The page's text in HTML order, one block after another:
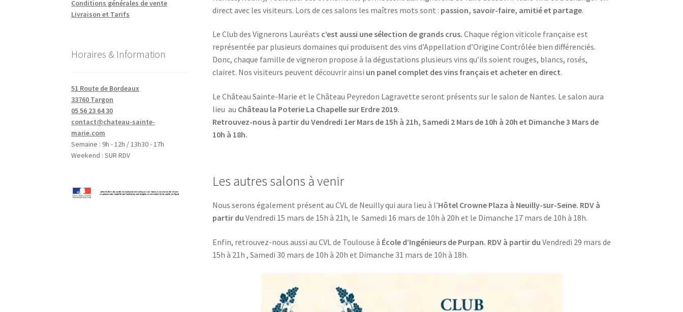
direct avec les visiteurs. Lors de ces salons les maîtres mots sont : passion, savoir-faire, amitié et partage.
Le Club des Vignerons Lauréats c’est aussi une sélection de grands crus. Chaque région viticole française est
représentée par plusieurs domaines qui produisent des vins d’Appellation d’Origine Contrôlée bien différenciés.
Donc, chaque famille de vigneron propose à la dégustations plusieurs vins qu’ils soient rouges, blancs, rosés,
clairet. Nos visiteurs peuvent découvrir ainsi un panel complet des vins français et acheter en direct.
Le Château Sainte-Marie et le Château Peyredon Lagravette seront présents sur le salon de Nantes. Le salon aura
lieu au Château la Poterie La Chapelle sur Erdre 2019.
Retrouvez-nous à partir du Vendredi 1er Mars de 15h à 21h, Samedi 2 Mars de 10h à 20h et Dimanche 3 Mars de
10h à 18h.
Les autres salons à venir
Nous serons également présent au CVL de Neuilly qui aura lieu à l’Hôtel Crowne Plaza à Neuilly-sur-Seine. RDV à
partir du Vendredi 15 mars de 15h à 21h, le Samedi 16 mars de 10h à 20h et le Dimanche 17 mars de 10h à 18h.
Enfin, retrouvez-nous aussi au CVL de Toulouse à École d’Ingénieurs de Purpan. RDV à partir du Vendredi 29 mars de
15h à 21h , Samedi 30 mars de 10h à 20h et Dimanche 31 mars de 10h à 18h.
Conditions générales de vente
Livraison et Tarifs
Horaires & Information
51 Route de Bordeaux
33760 Targon
05 56 23 64 30
contact@chateau-sainte-
marie.com
Semaine : 9h - 12h / 13h30 - 17h
Weekend : SUR RDV